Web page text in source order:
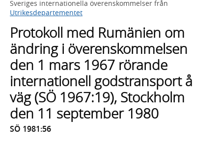
framträder
en
med
sökförslag
Sveriges internationella överenskommelser från
Utrikesdepartementet
Protokoll med Rumänien om
ändring i överenskommelsen
den 1 mars 1967 rörande
internationell godstransport å
väg (SÖ 1967:19), Stockholm
den 11 september 1980
SÖ 1981:56